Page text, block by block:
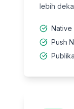
lebih
Push